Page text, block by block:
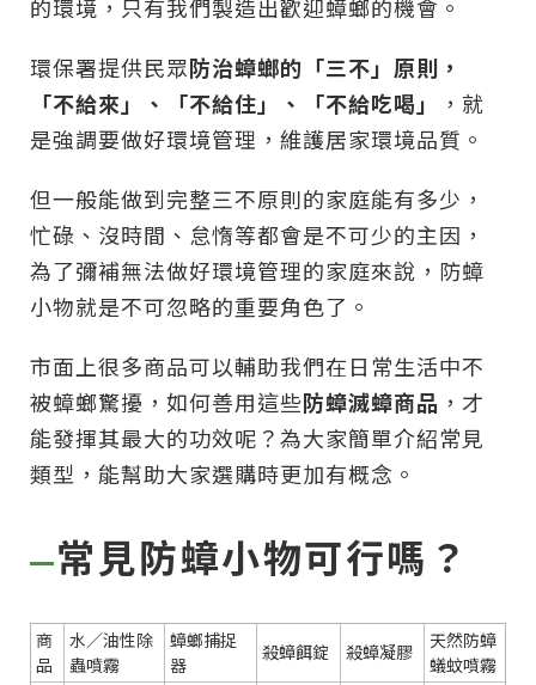
的環境，只有我們製造出歡迎蟑螂的機會。
環保署提供民眾防治蟑螂的「三不」原則，
「不給來」、「不給住」、「不給吃喝」
，就
是強調要做好環境管理，維護居家環境品質。
但一般能做到完整三不原則的家庭能有多少，
忙碌、沒時間、怠惰等都會是不可少的主因，
為了彌補無法做好環境管理的家庭來說，防蟑
小物就是不可忽略的重要角色了。
市面上很多商品可以輔助我們在日常生活中不
被蟑螂驚擾，如何善用這些防蟑滅蟑商品 ，才
能發揮其最大的功效呢？為大家簡單介紹常見
類型，能幫助大家選購時更加有概念。
常見防蟑小物可行嗎？
商
品
水／油性除
蟲噴霧
蟑螂捕捉
器
殺蟑餌錠 殺蟑凝膠
天然防蟑
蟻蚊噴霧